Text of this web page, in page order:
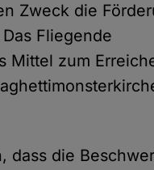
Zweck die
Fliegende
Mittel zum
dass die